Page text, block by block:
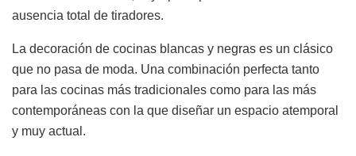
ausencia total de tiradores.
La decoración de cocinas blancas y negras es un clásico
que no pasa de moda. Una combinación perfecta tanto
para las cocinas más tradicionales como para las más
contemporáneas con la que diseñar un espacio atemporal
y muy actual.